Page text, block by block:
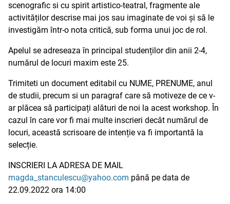
scenografic si cu spirit artistico-teatral, fragmente ale
activităților descrise mai jos sau imaginate de voi și să le
investigăm într-o nota critică, sub forma unui joc de rol.
Apelul se adreseaza în principal studenților din anii 2-4,
numărul de locuri maxim este 25.
Trimiteti un document editabil cu NUME, PRENUME, anul
de studii, precum si un paragraf care să motiveze de ce v-
ar plăcea să participați alături de noi la acest workshop. În
cazul în care vor fi mai multe inscrieri decât numărul de
locuri, această scrisoare de intenție va fi importantă la
selecție.
INSCRIERI LA ADRESA DE MAIL
magda_stanculescu@yahoo.com până pe data de
22.09.2022 ora 14:00